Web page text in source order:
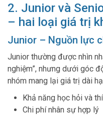
2. Junior và
– hai loại giá trị
Junior – Nguồn lực
Junior thường được nhìn
nghiệm”, nhưng dưới góc
nhóm mang lại giá trị dài
Khả năng học hỏi và
Chi phí nhân sự hợp lý